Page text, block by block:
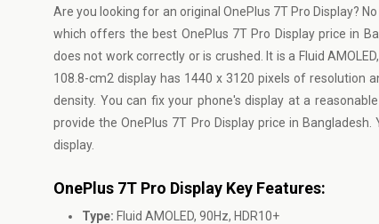
Are you looking for an original OnePlus 7T Pro Display?
which offers the best OnePlus 7T Pro Display price in
does not work correctly or is crushed. It is a Fluid
108.8-cm2 display has 1440 x 3120 pixels of resolution
density. You can fix your phone's display at a
provide the OnePlus 7T Pro Display price in
display.
OnePlus 7T Pro Display Key Features:
Type: Fluid AMOLED, 90Hz, HDR10+